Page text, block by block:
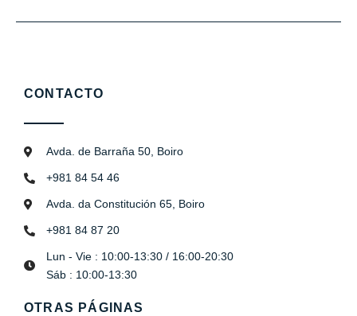
CONTACTO
Avda. de Barraña 50, Boiro
+981 84 54 46
Avda. da Constitución 65, Boiro
+981 84 87 20
Lun - Vie : 10:00-13:30 / 16:00-20:30
Sáb : 10:00-13:30
OTRAS PÁGINAS